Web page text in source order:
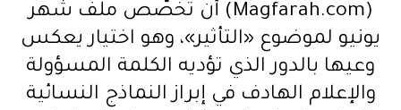
(Magfarah.com) أن تخصّص ملف شهر
يونيو لموضوع «التأثير»، وهو اختيار يعكس
وعيها بالدور الذي تؤديه الكلمة المسؤولة
والإعلام الهادف في إبراز النماذج النسائية